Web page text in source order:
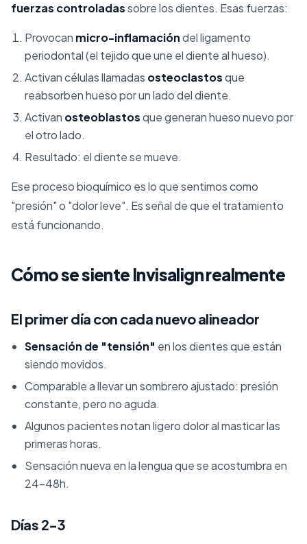
fuerzas controladassobre los dientes. Esas fuerzas:
Provocan micro-inflamacióndel ligamento
periodontal (el tejido que une el diente al hueso).
Activan células llamadas osteoclastosque
reabsorben hueso por un lado del diente.
Activan osteoblastosque generan hueso nuevo por
el otro lado.
Resultado: el diente se mueve.
Ese proceso bioquímico es lo que sentimos como
"presión" o "dolor leve". Es señal de que el tratamiento
está funcionando.
Cómo se siente Invisalign realmente
El primer día con cada nuevo alineador
Sensación de "tensión" en los dientes que están
siendo movidos.
Comparable a llevar un sombrero ajustado: presión
constante, pero no aguda.
Algunos pacientes notan ligero dolor al masticar las
primeras horas.
Sensación nueva en la lengua que se acostumbra en
24-48h.
Días 2-3